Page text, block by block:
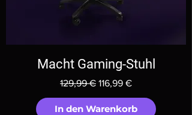
Macht Gaming-Stuhl
Standardpreis
129,99 € Sale-Preis
116,99 €
In den Warenkorb